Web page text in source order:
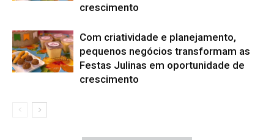
crescimento
Com criatividade e planejamento,
pequenos negócios transformam as
Festas Julinas em oportunidade de
crescimento